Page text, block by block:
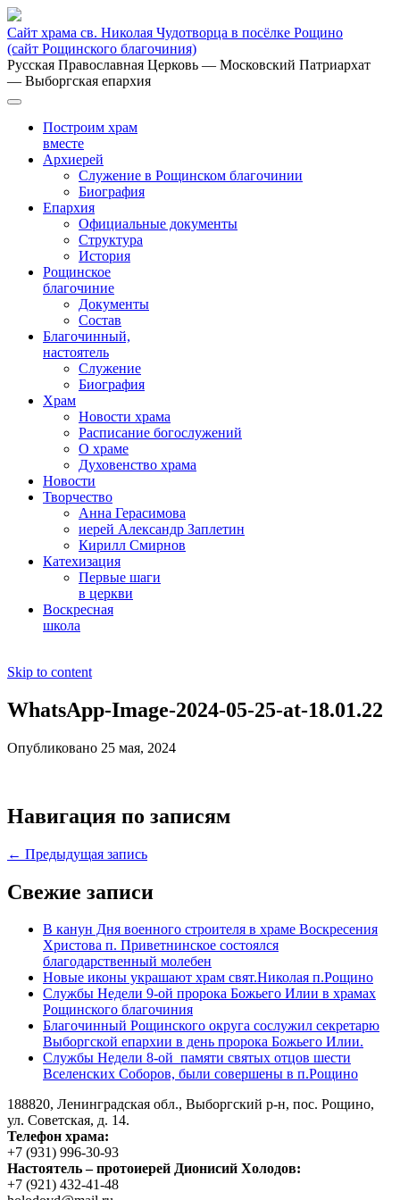
Сайт храма св. Николая Чудотворца в посёлке Рощино
(сайт Рощинского благочиния)
Русская Православная Церковь — Московский Патриархат
— Выборгская епархия
Построим храм
вместе
Архиерей
Служение в Рощинском благочинии
Биография
Епархия
Официальные документы
Структура
История
Рощинское
благочиние
Документы
Состав
Благочинный,
настоятель
Служение
Биография
Храм
Новости храма
Расписание богослужений
О храме
Духовенство храма
Новости
Творчество
Анна Герасимова
иерей Александр Заплетин
Кирилл Смирнов
Катехизация
Первые шаги
в церкви
Воскресная
школа
Skip to content
WhatsApp-Image-2024-05-25-at-18.01.22
Опубликовано 25 мая, 2024
Навигация по записям
← Предыдущая запись
Свежие записи
В канун Дня военного строителя в храме Воскресения
Христова п. Приветнинское состоялся
благодарственный молебен
Новые иконы украшают храм свят.Николая п.Рощино
Службы Недели 9-ой пророка Божьего Илии в храмах
Рощинского благочиния
Благочинный Рощинского округа сослужил секретарю
Выборгской епархии в день пророка Божьего Илии.
Службы Недели 8-ой памяти святых отцов шести
Вселенских Соборов, были совершены в п.Рощино
188820, Ленинградская обл., Выборгский р-н, пос. Рощино,
ул. Советская, д. 14.
Телефон храма:
+7 (931) 996-30-93
Настоятель – протоиерей Дионисий Холодов:
+7 (921) 432-41-48